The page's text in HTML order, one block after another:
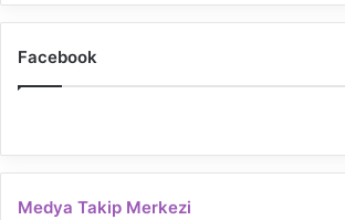
Facebook
Medya Takip Merkezi